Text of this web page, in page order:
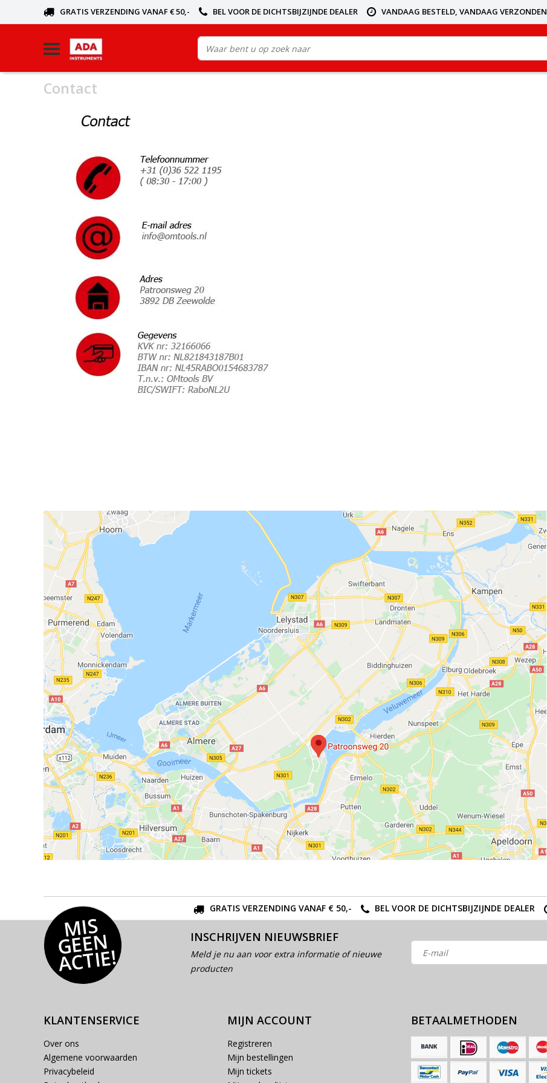
GRATIS VERZENDING VANAF € 50,- BEL VOOR DE DICHTSBIJZIJNDE DEALER VANDAAG BESTELD, VANDAAG VERZONDEN
Contact
GRATIS VERZENDING VANAF € 50,- BEL VOOR DE DICHTSBIJZIJNDE DEALER
MI
S
G
E
E
N
A
C
TI
E!
INSCHRIJVEN NIEUWSBRIEF
Meld je nu aan voor extra informatie of nieuwe
producten
KLANTENSERVICE
Over ons
Algemene voorwaarden
Privacybeleid
MIJN ACCOUNT
Registreren
Mijn bestellingen
Mijn tickets
BETAALMETHODEN